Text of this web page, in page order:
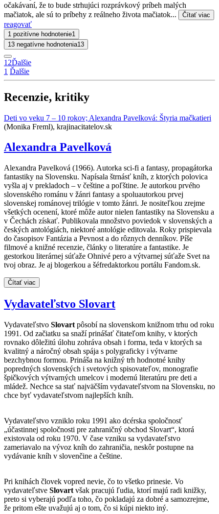
očakávaní, že to bude strhujúci rozprávkový príbeh malých
mačiatok, ale sú to príbehy z reálneho života mačiatok...
Čítať viac
reagovať
1 pozitívne hodnotenie1
13 negatívne hodnotenia13
1 2Ďalšie
1 Ďalšie
Recenzie, kritiky
Deti vo veku 7 – 10 rokov; Alexandra Pavelková: Štyria mačkatieri
(Monika Freml), krajinacitatelov.sk
Alexandra Pavelková
Alexandra Pavelková (1966). Autorka sci-fi a fantasy, propagátorka
fantastiky na Slovensku. Napísala štrnásť kníh, z ktorých polovica
vyšla aj v prekladoch – v češtine a poľštine. Je autorkou prvého
slovenského románu v žánri fantasy a spoluautorkou prvej
slovenskej románovej trilógie v tomto žánri. Je nositeľkou zrejme
všetkých ocenení, ktoré môže autor nielen fantastiky na Slovensku a
v Čechách získať. Publikovala množstvo poviedok v slovenských a
českých antológiách, niektoré antológie editovala. Roky prispievala
do časopisov Fantázia a Pevnost a do rôznych denníkov. Píše
filmové a knižné recenzie, články o literatúre a fantastike. Je
gestorkou literárnej súťaže Ohnivé pero a výtvarnej súťaže Svet na
tvoj obraz. Je aj blogerkou a šéfredaktorkou portálu Fandom.sk.
Čítať viac
Vydavateľstvo Slovart
Vydavateľstvo Slovart pôsobí na slovenskom knižnom trhu od roku
1991. Od začiatku sa snaží prinášať čitateľom knihy, v ktorých
rovnako dôležitú úlohu zohráva obsah i forma, teda v ktorých sa
kvalitný a náročný obsah spája s polygraficky i výtvarne
bezchybnou formou. Prináša na knižný trh hodnotné knihy
popredných slovenských i svetových spisovateľov, monografie
špičkových výtvarných umelcov i modernú literatúru pre deti a
mládež. Nechce sa stať najväčším vydavateľstvom na Slovensku, no
chce byť vydavateľstvom najlepších kníh.
Vydavateľstvo vzniklo roku 1991 ako dcérska spoločnosť
„účastinnej spoločnosti pre zahraničný obchod Slovart“, ktorá
existovala od roku 1970. V čase vzniku sa vydavateľstvo
zameriavalo na vývoz kníh do zahraničia, neskôr postupne na
vydávanie kníh v slovenčine a češtine.
Pri knihách človek vopred nevie, čo to všetko prinesie. Vo
vydavateľstve Slovart však pracujú ľudia, ktorí majú radi knižky,
preto si vyberajú podľa toho, čo pokladajú za dobré a samozrejme,
že pritom ešte uvažujú aj o tom, čo si kúpi niekto iný.